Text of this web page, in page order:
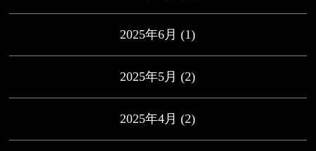
2025年6月 (1)
2025年5月 (2)
2025年4月 (2)